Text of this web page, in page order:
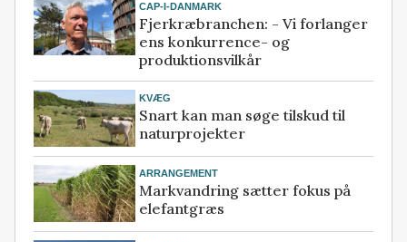
CAP-I-DANMARK
Fjerkræbranchen: - Vi forlanger
ens konkurrence- og
produktionsvilkår
KVÆG
Snart kan man søge tilskud til
naturprojekter
ARRANGEMENT
Markvandring sætter fokus på
elefantgræs